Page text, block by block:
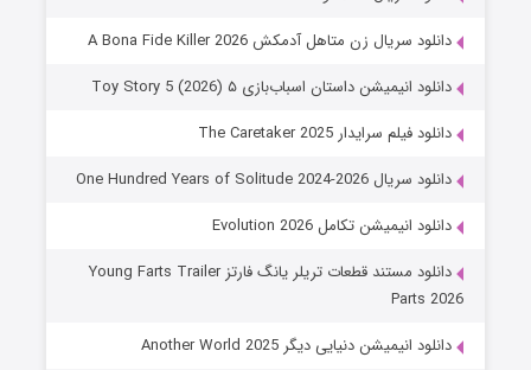
دانلود سریال زن متاهل آدمکش A Bona Fide Killer 2026
دانلود انیمیشن داستان اسباب‌بازی ۵ Toy Story 5 (2026)
دانلود فیلم سرایدار The Caretaker 2025
دانلود سریال One Hundred Years of Solitude 2024-2026
دانلود انیمیشن تکامل Evolution 2026
دانلود مستند قطعات تریلر یانگ فارتز Young Farts Trailer
Parts 2026
دانلود انیمیشن دنیایی دیگر Another World 2025